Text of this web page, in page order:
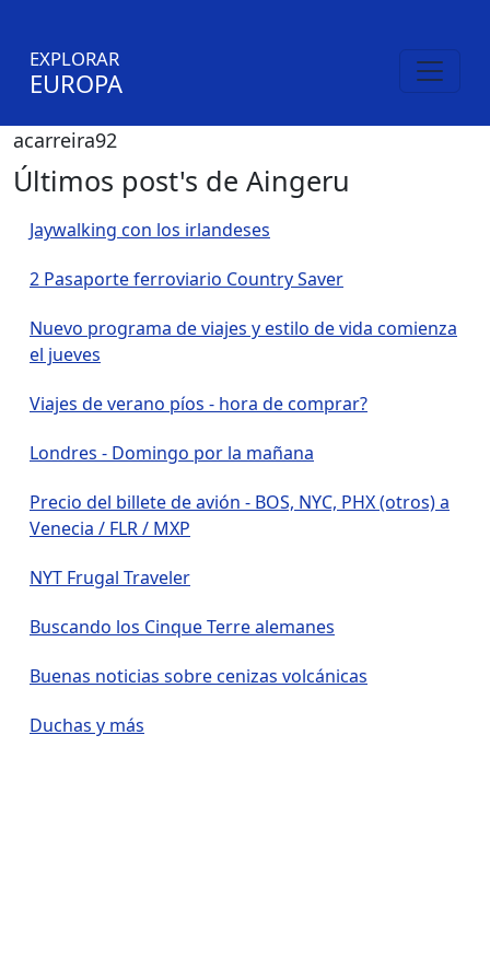
EXPLORAR
EUROPA
acarreira92
Últimos post's de Aingeru
Jaywalking con los irlandeses
2 Pasaporte ferroviario Country Saver
Nuevo programa de viajes y estilo de vida comienza
el jueves
Viajes de verano píos - hora de comprar?
Londres - Domingo por la mañana
Precio del billete de avión - BOS, NYC, PHX (otros) a
Venecia / FLR / MXP
NYT Frugal Traveler
Buscando los Cinque Terre alemanes
Buenas noticias sobre cenizas volcánicas
Duchas y más